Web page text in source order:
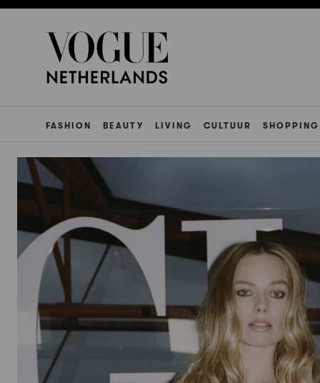
FASHION BEAUTY LIVING CULTUUR SHOPPING